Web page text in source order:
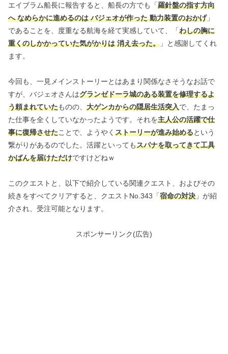
エイブラム船長に報告すると、船長の方でも「羅針盤の指す方向
へ なめらかに進めるのは バジェオが作った 動力装置のおかげ」
であることを、度重なる航海を経て実感していて、「わしの胸に
重くのしかかっていた気がかりは 消え去った。 」と感謝してくれ
ます。
今回も、一見メインストーリーとはあまり関係なさそうなお話で
すが、バジェオさんはグランゼドーラ城のある装置を修理するよ
う頼まれていたものの、 大ゲンカからの隠居生活突入で、たまっ
た仕事を全くしていなかったようです。それを主人公の活躍で仕
事に復帰させたことで、ようやく ストーリーが進み始めるという
繋がりがあるのでした。活躍といってもスパナを取ってきて工具
かばんを届けただけですけどねｗ
このクエストと、以下で紹介している関連クエスト、およびその
続きをすべてクリアすると、クエストNo.343「宿命の対決 」が紹
介され、受注可能となります。
スポンサーリンク(広告)